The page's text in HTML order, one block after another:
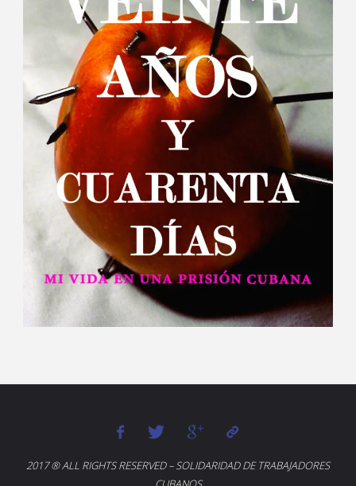
2017 ® ALL RIGHTS RESERVED – SOLIDARIDAD DE TRABAJADORES